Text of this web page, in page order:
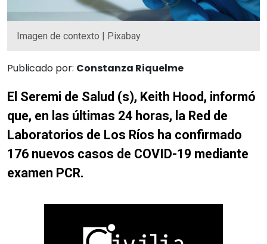
Imagen de contexto | Pixabay
Publicado por: Constanza Riquelme
El Seremi de Salud (s), Keith Hood, informó
que, en las últimas 24 horas, la Red de
Laboratorios de Los Ríos ha confirmado
176 nuevos casos de COVID-19 mediante
examen PCR.